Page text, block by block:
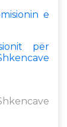
e
për